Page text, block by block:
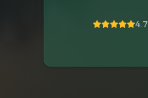
4.7